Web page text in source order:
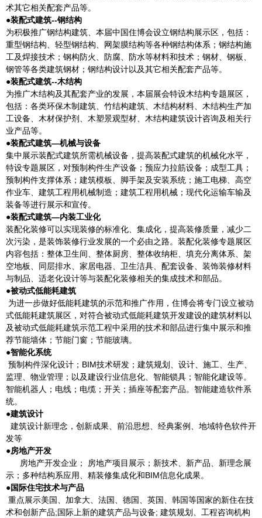
术其它相关配套产品等。
●装配式建筑--钢结构
为积极推广钢结构建筑、本届中国住博会设立钢结构展示区，包括：
重型钢结构、轻型钢结构、网架膜结构等各种钢结构体系；钢结构施
工及焊接技术；钢构防火、防腐、防水等材料和技术；钢材、钢板、
钢管等各类建筑钢材；钢结构设计以及其它相关配套产品等。
●装配式建筑--木结构
为推广木结构及其配套产业的发展，本届展会特设木结构专题展区，
包括：各类环保木制建筑、竹结构建筑、木结构材料、木结构生产加
工设备、木材保护剂、木塑景观型材、木结构建筑设计咨询及相关行
业产品等。
●装配式建筑—机械与设备
集中展示装配式建筑所需机械设备，提高装配式建筑的机械化水平，
特设专题展区，对预制构件生产设备；预应力拉筋设备；成型工具；
预制构件支撑体系；建筑模板、脚手架及安装系统；施工电梯、高空
作业车、建筑工程用机械制造；建筑工程用机械；现代化运输车输及
装备等进行展示和宣传。
●装配式建筑—内装工业化
装配化装修可以实现装修的标准化、集成化，提高装修质量，减少二
次污染，是装饰装修行业发展的一个必由之路。装配化装修专题展区
内容包括：整体卫生间、整体厨房、整体收纳柜、填充分离体系、架
空地板、同层排水、家居电器、卫生洁具、配套设备、装饰装修材料
与制品、适老化设计等与装配化装修相关的集成技术和部品。
●被动式低能耗建筑
为进一步做好低能耗建筑的示范和推广作用，住博会将专门设立被动
式低能耗建筑展区，对符合被动式低能耗建筑开发建设的建筑材料以
及被动式低能耗建筑示范工程中采用的技术和部品进行集中展示和推
荐节能墙体；节能门窗；节能玻璃。
●智能化系统
预制构件深化设计；BIM技术研发；建筑规划、设计、施工、生产、
监理、物业管理；以及建设行业信息化、智能锁具；智能化建设等。
智能机器人；电线；电缆；开关；插座等配套产品。智能建造软件系
统。
●建筑设计
建筑设计新理念，创新成果、前沿思想、经典案例、地域特色软件开
发等
●房地产开发
房地产开发企业； 房地产项目展示；新技术、新产品、新理念展
示；多种结构系应用、精装修集成化和BIM信息化成果。
●国际住宅技术与产品
重点展示美国、加拿大、法国、德国、英国、韩国等国家的新住在技
术和创新产品;国际上新的建筑产品与设备; 建筑规划、工程咨询机构